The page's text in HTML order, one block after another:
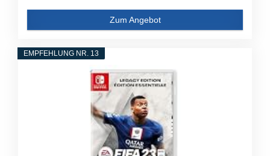
Zum Angebot
EMPFEHLUNG NR. 13